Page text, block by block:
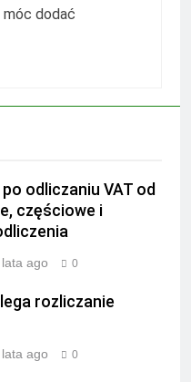
móc dodać
odliczaniu VAT od
częściowe i
lata ago 0
rozliczanie
lata ago 0